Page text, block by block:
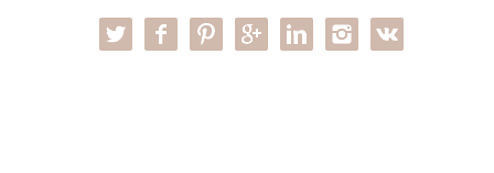
twitter
facebookpinterestgoogle-pllinkedin instagram